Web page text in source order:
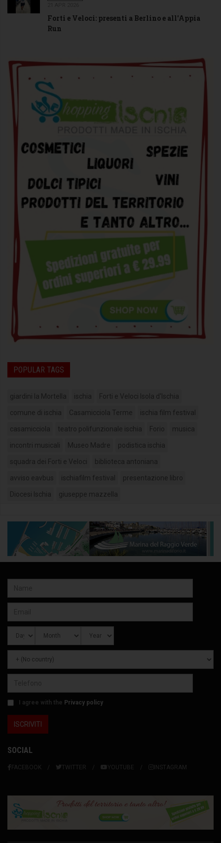
Forti e Veloci: presenti a Berlino e all'Appia
Run
POPULAR TAGS
giardini la Mortella ischia Forti e Veloci Isola d'Ischia
comune di ischia Casamicciola Terme ischia film festival
casamicciola teatro polifunzionale ischia Forio musica
incontri musicali Museo Madre podistica ischia
squadra dei Forti e Veloci biblioteca antoniana
avviso eavbus ischiafilm festival presentazione libro
Diocesi Ischia giuseppe mazzella
I agree with the Privacy policy
SOCIAL
FACEBOOK TWITTER YOUTUBE INSTAGRAM